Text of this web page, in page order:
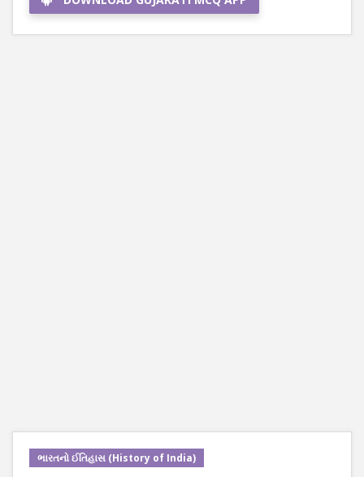
ભારતનો ઈતિહાસ (History of India)